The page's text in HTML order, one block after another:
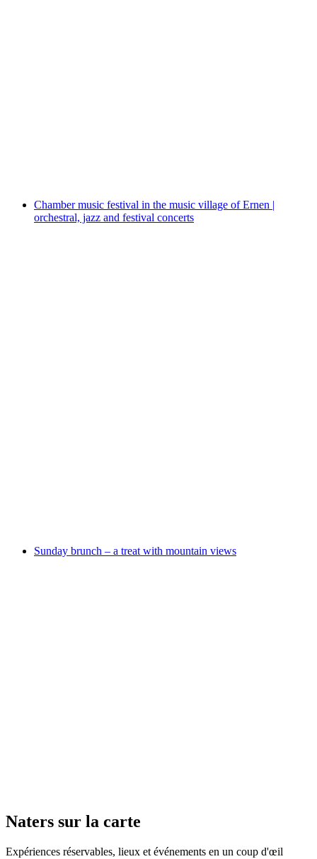
Chamber music festival in the music village of Ernen |
orchestral, jazz and festival concerts
Sunday brunch – a treat with mountain views
Naters sur la carte
Expériences réservables, lieux et événements en un coup d'œil